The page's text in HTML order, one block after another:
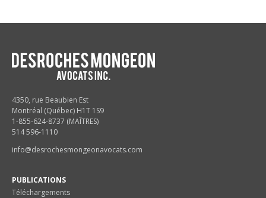
4350, rue Beaubien Est
Montréal (Québec) H1T 1S9
1-855-624-8737 (MAÎTRES)
514 596-1110
info@desrochesmongeonavocats.com
PUBLICATIONS
Téléchargements